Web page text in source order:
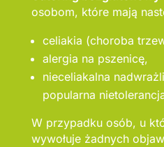
osobom, które mają
celiakia (choroba
alergia na pszenicę,
nieceliakalna
popularna
W przypadku osób, u
wywołuje żadnych